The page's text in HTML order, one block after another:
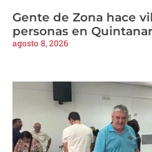
Gente de Zona hace
personas en Quintanar
agosto 8, 2026